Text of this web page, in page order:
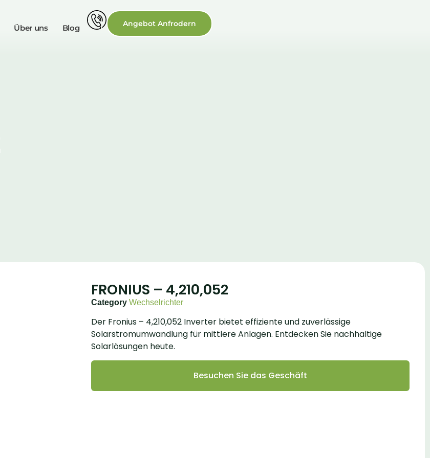
Über uns Blog Angebot Anfrodern
FRONIUS – 4,210,052
Category Wechselrichter
Der Fronius – 4,210,052 Inverter bietet effiziente und zuverlässige
Solarstromumwandlung für mittlere Anlagen. Entdecken Sie nachhaltige
Solarlösungen heute.
Besuchen Sie das Geschäft